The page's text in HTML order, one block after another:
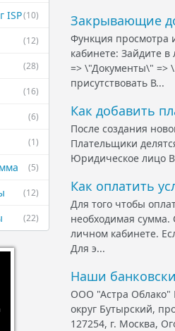
(10)
ISP
(12)
(28)
(16)
(6)
(1)
(5)
(12)
(22)
Закрывающие
Функция просмотра
кабинете: Зайдите
=> \"Документы\" =>
присутствовать В...
Как добавить
После создания
Плательщики
Юридическое лицо
Как оплатить
Для того чтобы
необходимая сумма.
личном кабинете.
Для э...
Наши
ООО "Астра Облако"
округ Бутырский,
127254, г. Москва,